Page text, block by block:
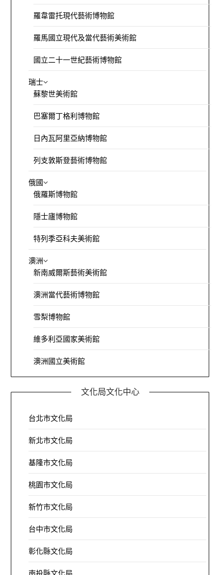
羅韋雷托現代藝術博物館
羅馬國立現代及當代藝術美術館
國立二十一世紀藝術博物館
瑞士
蘇黎世美術館
巴塞爾丁格利博物館
日內瓦阿里亞納博物館
列支敦斯登藝術博物館
俄國
俄羅斯博物館
隱士廬博物館
特列季亞科夫美術館
澳洲
新南威爾斯藝術美術館
澳洲當代藝術博物館
雪梨博物館
維多利亞國家美術館
澳洲國立美術館
文化局文化中心
台北市文化局
新北市文化局
基隆市文化局
桃園市文化局
新竹市文化局
台中市文化局
彰化縣文化局